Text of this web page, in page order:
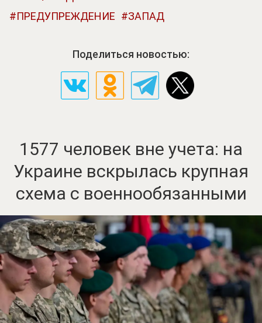
ПРЕДУПРЕЖДЕНИЕ
ЗАПАД
Поделиться новостью:
1577 человек вне учета: на
Украине вскрылась крупная
схема с военнообязанными